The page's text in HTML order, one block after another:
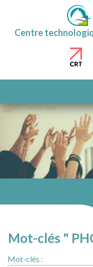
Centre
AU
CONTENU
Mot-clés "
Mot-clés :